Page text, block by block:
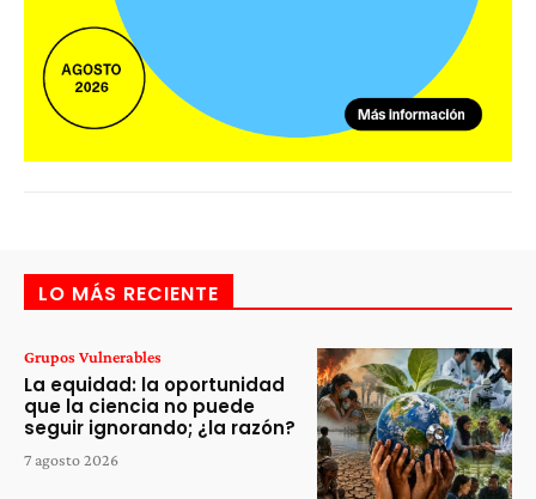
LO MÁS RECIENTE
Grupos Vulnerables
La equidad: la oportunidad
que la ciencia no puede
seguir ignorando; ¿la razón?
7 agosto 2026